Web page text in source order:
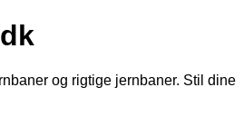
og rigtige jernbaner. Stil dine